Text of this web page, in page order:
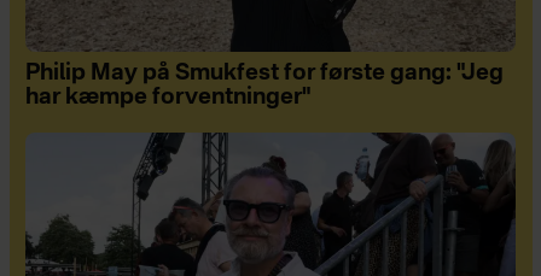
Philip May på Smukfest for første gang: "Jeg
har kæmpe forventninger"